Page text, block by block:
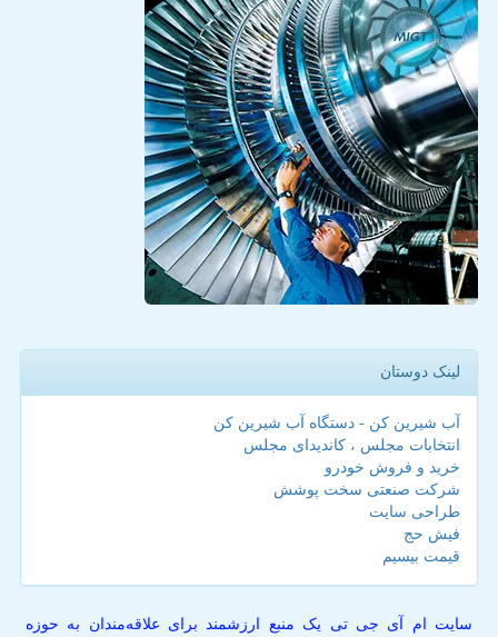
لینک دوستان
آب شیرین کن - دستگاه آب شیرین کن
انتخابات مجلس ، کاندیدای مجلس
خرید و فروش خودرو
شرکت صنعتی سخت پوشش
طراحی سایت
فیش حج
قیمت بیسیم
سایت ام آی جی تی یک منبع ارزشمند برای علاقه‌مندان به حوزه